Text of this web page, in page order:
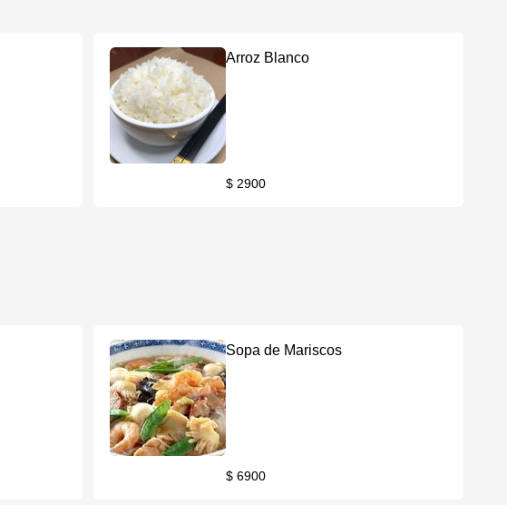
Arroz Blanco
$ 2900
Sopa de Mariscos
$ 6900